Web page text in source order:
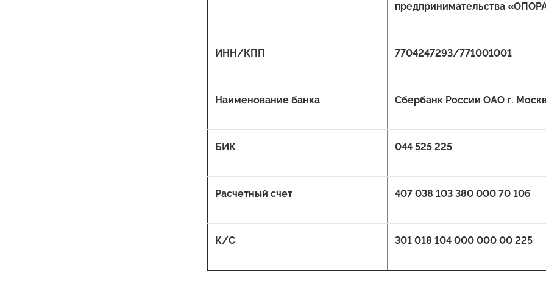
предпринимательства
ИНН/КПП 7704247293/771001001
Наименование банка Сбербанк России ОАО г.
БИК 044 525 225
Расчетный счет 407 038 103 380 000 70 106
К/С 301 018 104 000 000 00 225